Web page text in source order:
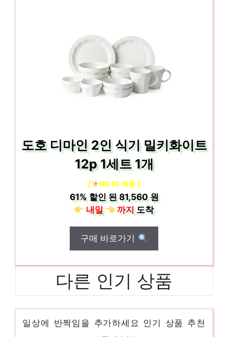
도호 디마인 2인 식기 밀키화이트
12p 1세트 1개
[ NO.10 제품 ]
61%할인 된81,560 원
내일
까지도착
구매 바로가기
다른 인기 상품
르니앤맥코이
제품 2024